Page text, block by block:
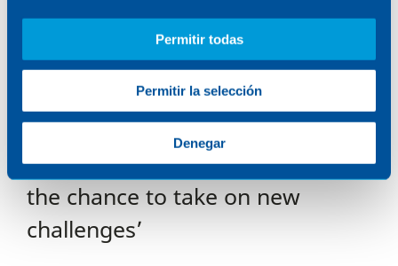
Permitir todas
Permitir la selección
Denegar
Laura Peñate: ‘Sener offered me
the chance to take on new
challenges’